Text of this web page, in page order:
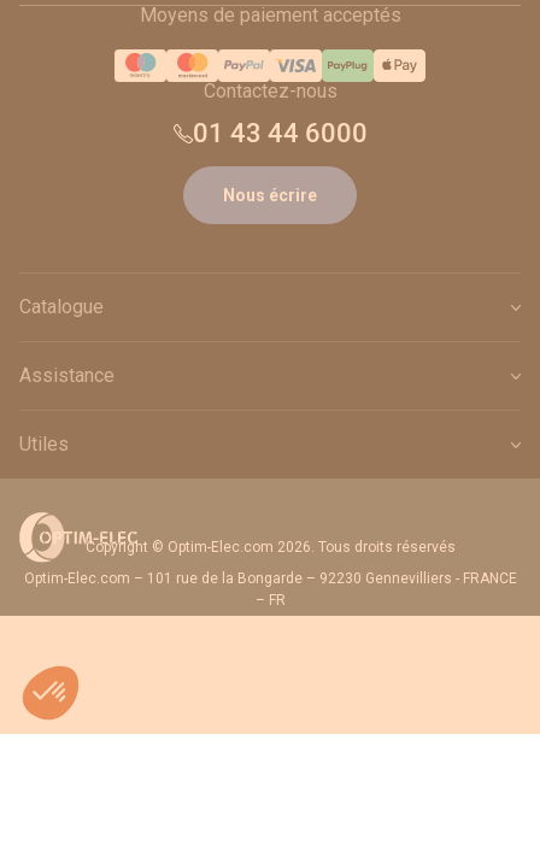
Moyens de paiement acceptés
Contactez-nous
01 43 44 6000
Nous écrire
Catalogue
Assistance
Utiles
Copyright © Optim-Elec.com 2026. Tous droits réservés
Optim-Elec.com – 101 rue de la Bongarde – 92230 Gennevilliers - FRANCE
– FR